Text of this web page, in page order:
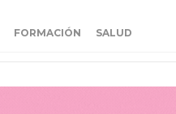
FORMACIÓN SALUD